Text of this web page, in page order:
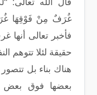
غُرَفٌ مِنْ فَوْقِهَا
فأخبر تعالى أنها
حقيقة لئلا تتوهم
هناك بناء بل
بعضها فوق بعض